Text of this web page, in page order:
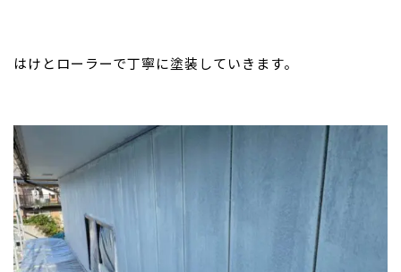
はけとローラーで丁寧に塗装していきます。